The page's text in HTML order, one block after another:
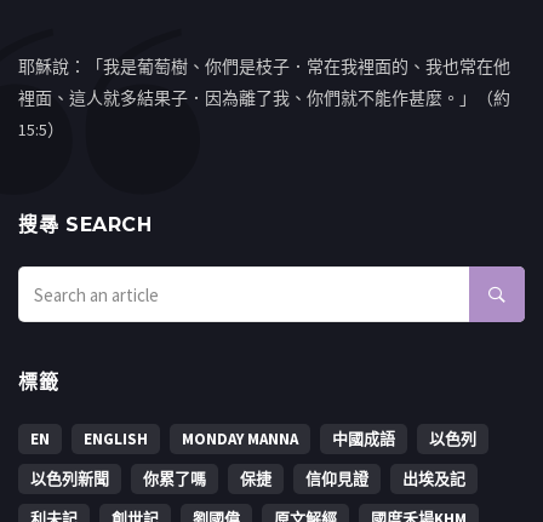
耶穌說：「我是葡萄樹、你們是枝子．常在我裡面的、我也常在他
裡面、這人就多結果子．因為離了我、你們就不能作甚麼。」（約
15:5）
搜㝷 SEARCH
標籤
EN ENGLISH MONDAY MANNA 中國成語
以色列
以色列新聞
你累了嗎 保捷 信仰見證
出埃及記